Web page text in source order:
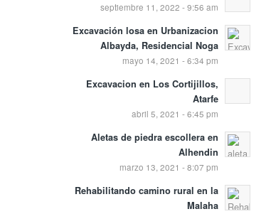
septiembre 11, 2022 - 9:56 am
Excavación losa en Urbanizacion
Albayda, Residencial Noga
mayo 14, 2021 - 6:34 pm
Excavacion en Los Cortijillos,
Atarfe
abril 5, 2021 - 6:45 pm
Aletas de piedra escollera en
Alhendin
marzo 13, 2021 - 8:07 pm
Rehabilitando camino rural en la
Malaha